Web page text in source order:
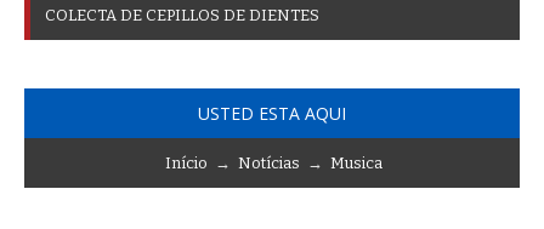
COLECTA DE CEPILLOS DE DIENTES
USTED ESTA AQUI
Início → Notícias → Musica